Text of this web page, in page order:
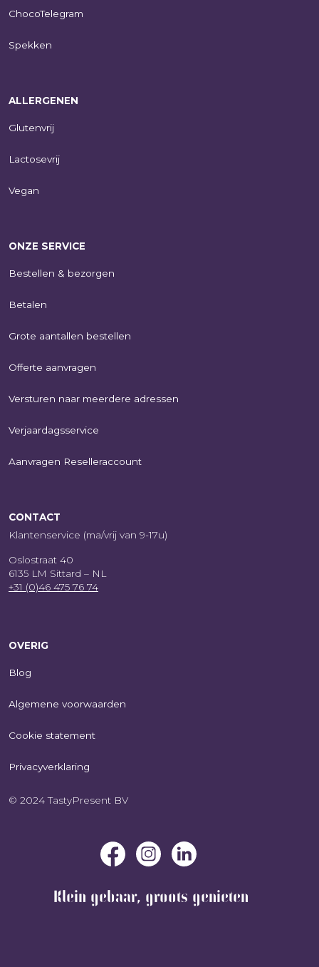
ChocoTelegram
Spekken
ALLERGENEN
Glutenvrij
Lactosevrij
Vegan
ONZE SERVICE
Bestellen & bezorgen
Betalen
Grote aantallen bestellen
Offerte aanvragen
Versturen naar meerdere adressen
Verjaardagsservice
Aanvragen Reselleraccount
CONTACT
Klantenservice (ma/vrij van 9-17u)
Oslostraat 40
6135 LM Sittard – NL
+31 (0)46 475 76 74
OVERIG
Blog
Algemene voorwaarden
Cookie statement
Privacyverklaring
© 2024 TastyPresent BV
Klein gebaar, groots genieten